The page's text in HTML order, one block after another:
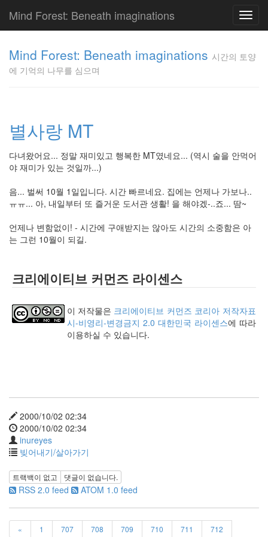
Mind Forest: Beneath imaginations
Mind Forest: Beneath imaginations 시간의 토양
에 기억의 나무를 심으며
별사랑 MT
다녀왔어요... 정말 재미있고 행복한 MT였네요... (역시 술을 안먹어
야 재미가 있는 것일까...)
음... 벌써 10월 1일입니다. 시간 빠르네요. 집에는 언제나 가보나..
ㅠㅠ... 아, 내일부터 또 즐거운 도서관 생활! 을 해야겠-..죠... 땀~
언제나 변함없이! - 시간에 구애받지는 않아도 시간의 소중함은 아
는 그런 10월이 되길.
크리에이티브 커먼즈 라이센스
이 저작물은 크리에이티브 커먼즈 코리아 저작자표
시-비영리-변경금지 2.0 대한민국 라이센스에 따라
이용하실 수 있습니다.
2000/10/02 02:34
2000/10/02 02:34
inureyes
빚어내기/살아가기
트랙백이 없고 댓글이 없습니다.
RSS 2.0 feed ATOM 1.0 feed
« 1 707 708 709 710 711 712
이
의
글
플
러
스
상
덕
의
끝
인
사
드
아
바
부
불
효
몇
가
지
계
CODE